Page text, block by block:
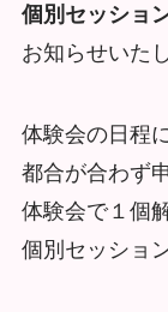
個別セッショ
お知らせいた
体験会の日程
都合が合わず
体験会で１個
個別セッショ